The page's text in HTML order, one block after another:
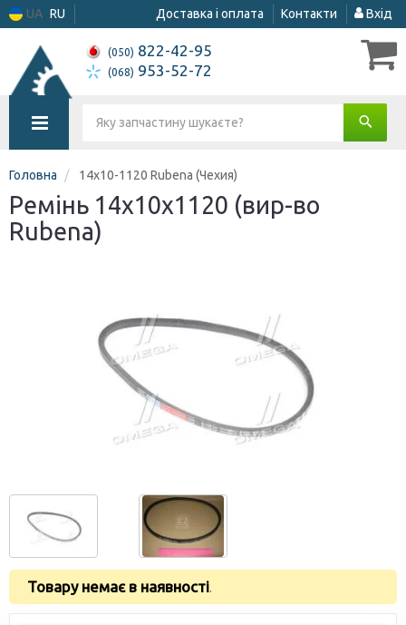
UA RU Доставка і оплата Контакти Вхід
(050) 822-42-95
(068) 953-52-72
Головна 14x10-1120 Rubena (Чехия)
Ремінь 14х10х1120 (вир-во
Rubena)
Товару немає в наявності.